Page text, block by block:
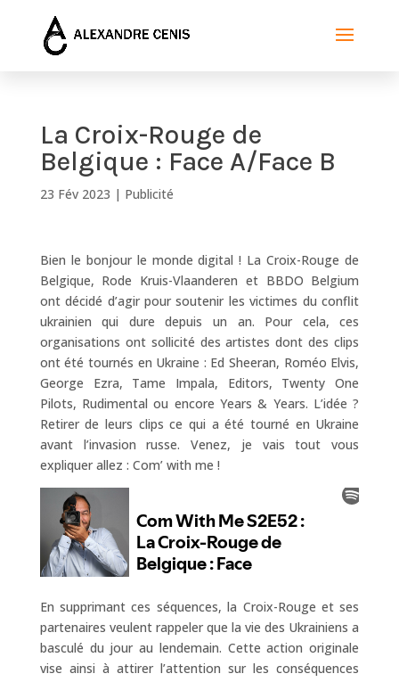
La Croix-Rouge de
Belgique : Face A/Face B
23 Fév 2023 | Publicité
Bien le bonjour le monde digital ! La Croix-Rouge de
Belgique, Rode Kruis-Vlaanderen et BBDO Belgium
ont décidé d’agir pour soutenir les victimes du conflit
ukrainien qui dure depuis un an. Pour cela, ces
organisations ont sollicité des artistes dont des clips
ont été tournés en Ukraine : Ed Sheeran, Roméo Elvis,
George Ezra, Tame Impala, Editors, Twenty One
Pilots, Rudimental ou encore Years & Years. L’idée ?
Retirer de leurs clips ce qui a été tourné en Ukraine
avant l’invasion russe. Venez, je vais tout vous
expliquer allez : Com’ with me !
En supprimant ces séquences, la Croix-Rouge et ses
partenaires veulent rappeler que la vie des Ukrainiens a
basculé du jour au lendemain. Cette action originale
vise ainsi à attirer l’attention sur les conséquences